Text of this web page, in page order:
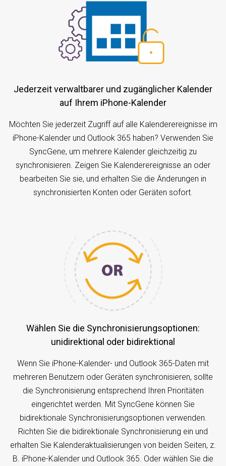
Jederzeit verwaltbarer und zugänglicher Kalender
auf Ihrem iPhone-Kalender
Möchten Sie jederzeit Zugriff auf alle Kalenderereignisse im
iPhone-Kalender und Outlook 365 haben? Verwenden Sie
SyncGene, um mehrere Kalender gleichzeitig zu
synchronisieren. Zeigen Sie Kalenderereignisse an oder
bearbeiten Sie sie, und erhalten Sie die Änderungen in
synchronisierten Konten oder Geräten sofort.
Wählen Sie die Synchronisierungsoptionen:
unidirektional oder bidirektional
Wenn Sie iPhone-Kalender- und Outlook 365-Daten mit
mehreren Benutzern oder Geräten synchronisieren, sollte
die Synchronisierung entsprechend Ihren Prioritäten
eingerichtet werden. Mit SyncGene können Sie
bidirektionale Synchronisierungsoptionen verwenden.
Richten Sie die bidirektionale Synchronisierung ein und
erhalten Sie Kalenderaktualisierungen von beiden Seiten, z.
B. iPhone-Kalender und Outlook 365. Oder wählen Sie die